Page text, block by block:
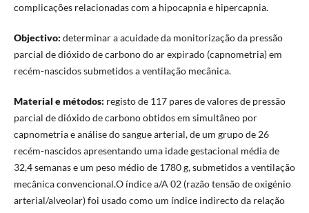
complicações relacionadas com a hipocapnia e hipercapnia.
Objectivo: determinar a acuidade da monitorização da pressão
parcial de dióxido de carbono do ar expirado (capnometria) em
recém-nascidos submetidos a ventilação mecânica.
Material e métodos: registo de 117 pares de valores de pressão
parcial de dióxido de carbono obtidos em simultâneo por
capnometria e análise do sangue arterial, de um grupo de 26
recém-nascidos apresentando uma idade gestacional média de
32,4 semanas e um peso médio de 1780 g, submetidos a ventilação
mecânica convencional.O índice a/A 02 (razão tensão de oxigénio
arterial/alveolar) foi usado como um índice indirecto da relação